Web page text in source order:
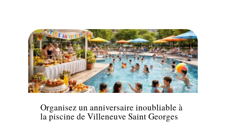
Famille
Organisez un anniversaire inoubliable à
la piscine de Villeneuve Saint Georges